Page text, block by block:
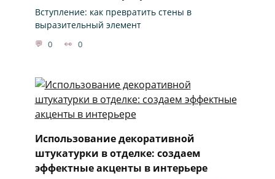
Вступление: как превратить стены в
выразительный элемент
0 0
Использование декоративной
штукатурки в отделке: создаем
эффектные акценты в интерьере